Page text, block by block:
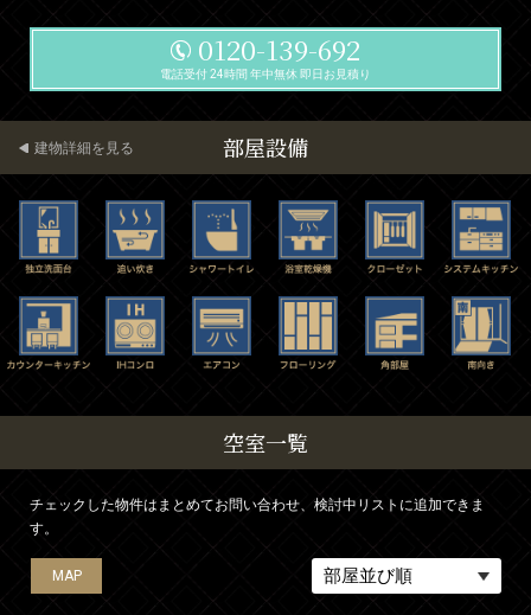
0120-139-692
電話受付 24時間 年中無休 即日お見積り
部屋設備
建物詳細を見る
空室一覧
チェックした物件はまとめてお問い合わせ、検討中リストに追加できま
す。
MAP
MAP
MAP
MAP
MAP